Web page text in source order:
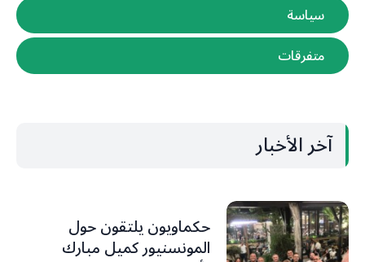
سياسة
متفرقات
آخر الأخبار
حكماويون يلتقون حول
المونسنيور كميل مبارك